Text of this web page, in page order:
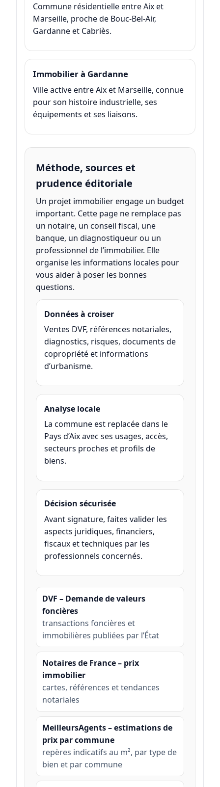
Commune résidentielle entre Aix et
Marseille, proche de Bouc-Bel-Air,
Gardanne et Cabriès.
Immobilier à Gardanne
Ville active entre Aix et Marseille, connue
pour son histoire industrielle, ses
équipements et ses liaisons.
Méthode, sources et
prudence éditoriale
Un projet immobilier engage un budget
important. Cette page ne remplace pas
un notaire, un conseil fiscal, une
banque, un diagnostiqueur ou un
professionnel de l’immobilier. Elle
organise les informations locales pour
vous aider à poser les bonnes
questions.
Données à croiser
Ventes DVF, références notariales,
diagnostics, risques, documents de
copropriété et informations
d’urbanisme.
Analyse locale
La commune est replacée dans le
Pays d’Aix avec ses usages, accès,
secteurs proches et profils de
biens.
Décision sécurisée
Avant signature, faites valider les
aspects juridiques, financiers,
fiscaux et techniques par les
professionnels concernés.
DVF – Demande de valeurs
foncières
transactions foncières et
immobilières publiées par l’État
Notaires de France – prix
immobilier
cartes, références et tendances
notariales
MeilleursAgents – estimations de
prix par commune
repères indicatifs au m², par type de
bien et par commune